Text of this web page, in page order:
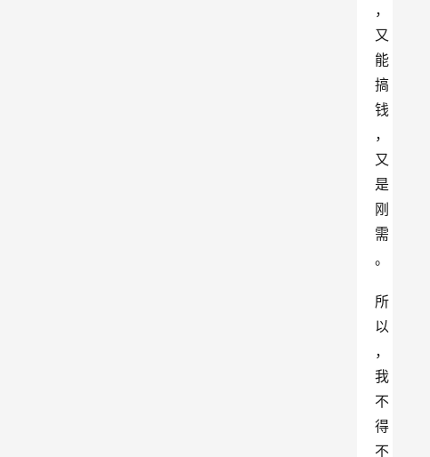
，
又
能
搞
钱
，
又
是
刚
需
。
所
以
，
我
不
得
不